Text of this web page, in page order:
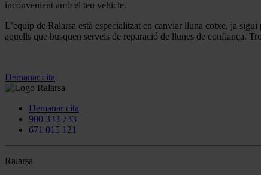
inconvenient amb el teu vehicle.
L’equip de Ralarsa està especialitzat en canviar lluna cotxe, ja
aquells que busquen serveis de reparació de llunes de confiança.
Demanar cita
Demanar cita
900 333 733
671 015 121
Ralarsa